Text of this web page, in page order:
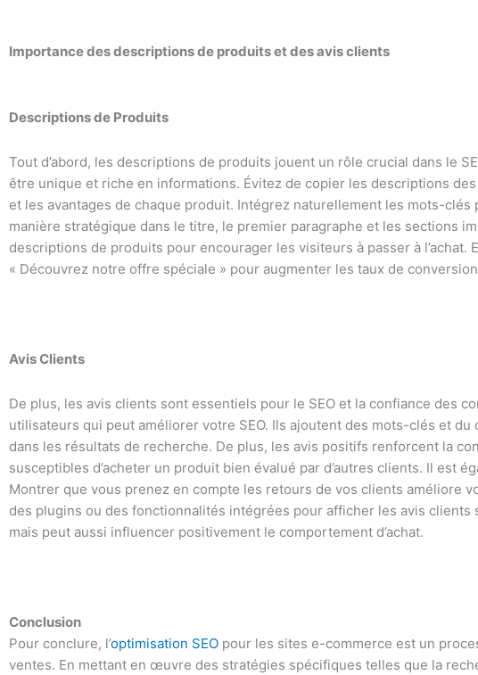
Importance des descriptions de produits et des avis clients
Descriptions de Produits
Tout d’abord, les descriptions de produits jouent un rôle crucial dans le
être unique et riche en informations. Évitez de copier les descriptions
et les avantages de chaque produit. Intégrez naturellement les mots-
manière stratégique dans le titre, le premier paragraphe et les sections
descriptions de produits pour encourager les visiteurs à passer à
« Découvrez notre offre spéciale » pour augmenter les taux de
Avis Clients
De plus, les avis clients sont essentiels pour le SEO et la confiance des
utilisateurs qui peut améliorer votre SEO. Ils ajoutent des mots-clés et
dans les résultats de recherche. De plus, les avis positifs renforcent la
susceptibles d’acheter un produit bien évalué par d’autres clients. Il est
Montrer que vous prenez en compte les retours de vos clients améliore
des plugins ou des fonctionnalités intégrées pour afficher les avis
mais peut aussi influencer positivement le comportement d’achat.
Conclusion
Pour conclure, l’optimisation SEO pour les sites e-commerce est un
ventes. En mettant en œuvre des stratégies spécifiques telles que la